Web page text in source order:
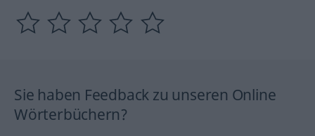
Sie haben Feedback zu unseren Online
Wörterbüchern?